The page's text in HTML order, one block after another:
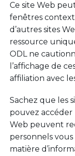
Ce site Web
fenêtres
d’autres sites
ressource
ODL ne
l’affichage de
affiliation avec
Sachez que les
pouvez accéder
Web peuvent
personnels
matière